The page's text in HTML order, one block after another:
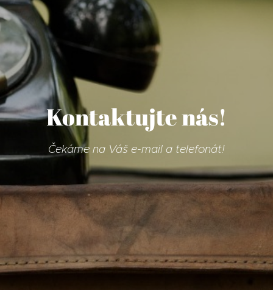
Kontaktujte nás!
Čekáme na Váš e-mail a telefonát!